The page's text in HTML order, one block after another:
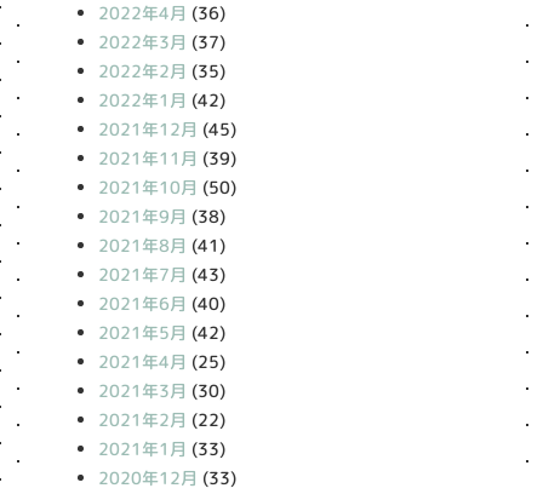
2022年4月 (36)
2022年3月 (37)
2022年2月 (35)
2022年1月 (42)
2021年12月 (45)
2021年11月 (39)
2021年10月 (50)
2021年9月 (38)
2021年8月 (41)
2021年7月 (43)
2021年6月 (40)
2021年5月 (42)
2021年4月 (25)
2021年3月 (30)
2021年2月 (22)
2021年1月 (33)
2020年12月 (33)